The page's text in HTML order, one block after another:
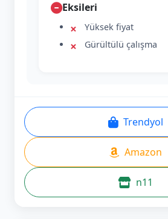
Eksileri
Yüksek fiyat
Gürültülü çalışma
Trendyol
Amazon
n11